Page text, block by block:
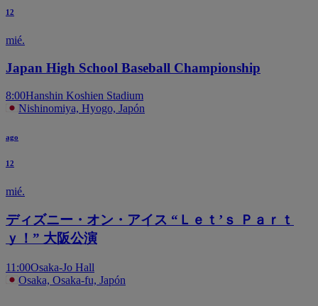
12
mié.
Japan High School Baseball Championship
8:00Hanshin Koshien Stadium
Nishinomiya, Hyogo, Japón
ago
12
mié.
ディズニー・オン・アイス “Ｌｅｔ’ｓ Ｐａｒｔ
ｙ！” 大阪公演
11:00Osaka-Jo Hall
Osaka, Osaka-fu, Japón